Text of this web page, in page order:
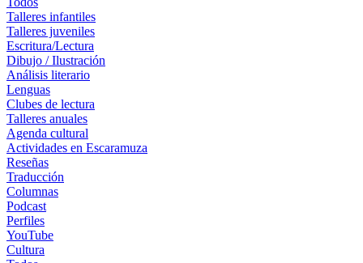
Talleres infantiles
Talleres juveniles
Escritura/Lectura
Dibujo / Ilustración
Análisis literario
Lenguas
Clubes de lectura
Talleres anuales
Agenda cultural
Actividades en Escaramuza
Reseñas
Traducción
Columnas
Podcast
Perfiles
YouTube
Cultura